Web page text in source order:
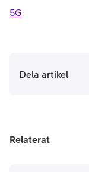
5G
Dela artikel
Relaterat